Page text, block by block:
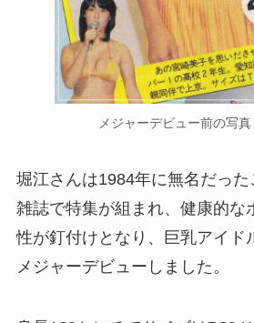
メジャーデビュー前の写真
堀江さんは1984年に無名だっ
雑誌で特集が組まれ、健康的な
性が釘付けとなり、巨乳アイド
メジャーデビューしました。